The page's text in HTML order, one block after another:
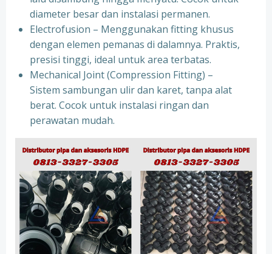
diameter besar dan instalasi permanen.
Electrofusion – Menggunakan fitting khusus
dengan elemen pemanas di dalamnya. Praktis,
presisi tinggi, ideal untuk area terbatas.
Mechanical Joint (Compression Fitting) –
Sistem sambungan ulir dan karet, tanpa alat
berat. Cocok untuk instalasi ringan dan
perawatan mudah.